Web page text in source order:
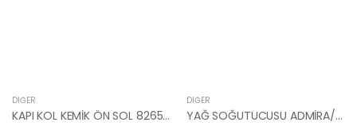
DIĞER
KAPI KOL KEMİK ÖN SOL 82655-Q0000-HMC
DIĞER
YAĞ SOĞUTUCUSU ADMİRA/TUCSON/SPORTAGE 04-11/SANTA FE 00-05 DİZEL 26410-27000 KAL